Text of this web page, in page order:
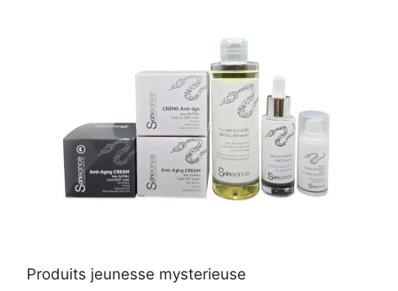
Produits jeunesse mysterieuse